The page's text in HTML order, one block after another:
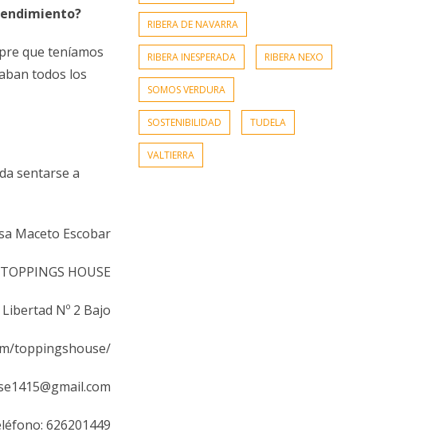
que teníamos
todos los
sentarse a
Maceto Escobar
TOPPINGS HOUSE
Nº 2 Bajo
toppingshouse/
626201449
RIBERA DE NAVARRA
RIBERA INESPERADA RIBERA NEXO
SOMOS VERDURA
SOSTENIBILIDAD TUDELA
VALTIERRA